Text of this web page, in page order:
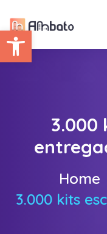
Abrir
3.000
Home
3.000 kits